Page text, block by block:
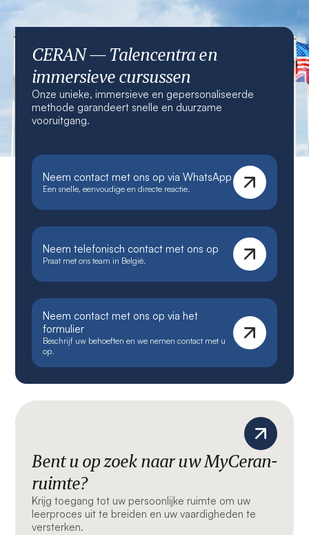
CERAN — Talencentra en
immersieve cursussen
Onze unieke, immersieve en gepersonaliseerde
methode garandeert snelle en duurzame
vooruitgang.
Neem contact met ons op via WhatsApp
Een snelle, eenvoudige en directe reactie.
Neem telefonisch contact met ons op
Praat met ons team in België.
Neem contact met ons op via het
formulier
Beschrijf uw behoeften en we nemen contact met u
op.
Bent u op zoek naar uw MyCeran-
ruimte?
Krijg toegang tot uw persoonlijke ruimte om uw
leerproces uit te breiden en uw vaardigheden te
versterken.